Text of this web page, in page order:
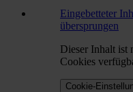
Eingebetteter
übersprungen
Dieser Inhalt ist
Cookies
Cookie-